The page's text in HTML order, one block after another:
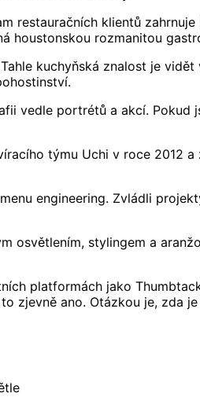
restauračních klientů
houstonskou rozmanitou
kuchyňská znalost je
vedle portrétů a akcí. Pokud
týmu Uchi v roce 2012 a
engineering. Zvládli
osvětlením, stylingem a
platformách jako
ano. Otázkou je, zda